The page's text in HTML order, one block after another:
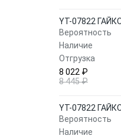
YT-07822
Вероятность
Наличие
Отгрузка
8 022 ₽
8 445 ₽
YT-07822
Вероятность
Наличие